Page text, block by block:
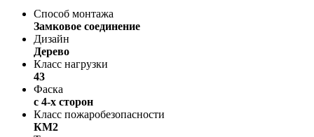
Способ монтажа
Замковое соединение
Дизайн
Дерево
Класс нагрузки
43
Фаска
с 4-х сторон
Класс пожаробезопасности
КМ2